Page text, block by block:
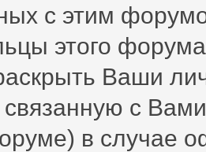
с этим
этого
Ваши
связанную с
в случае